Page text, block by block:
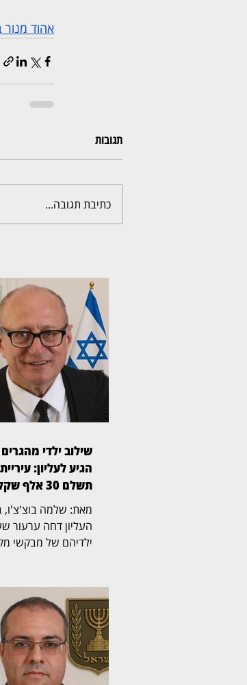
אהוד
תגובות
כתיבת תגובה...
שילוב ילדי מהגרים
הגיע לעליון:
תשלם 30 אלף שקל הוצאות
העליון דחה ערעור
ילדיהם של מבקשי
קבע, במערכת החינוך
בתל אביב. את פסק
השופט אלכס שטיין
ואליו הצטרפו הנשיא
והשופטת גילה
ההרכב קבע כי